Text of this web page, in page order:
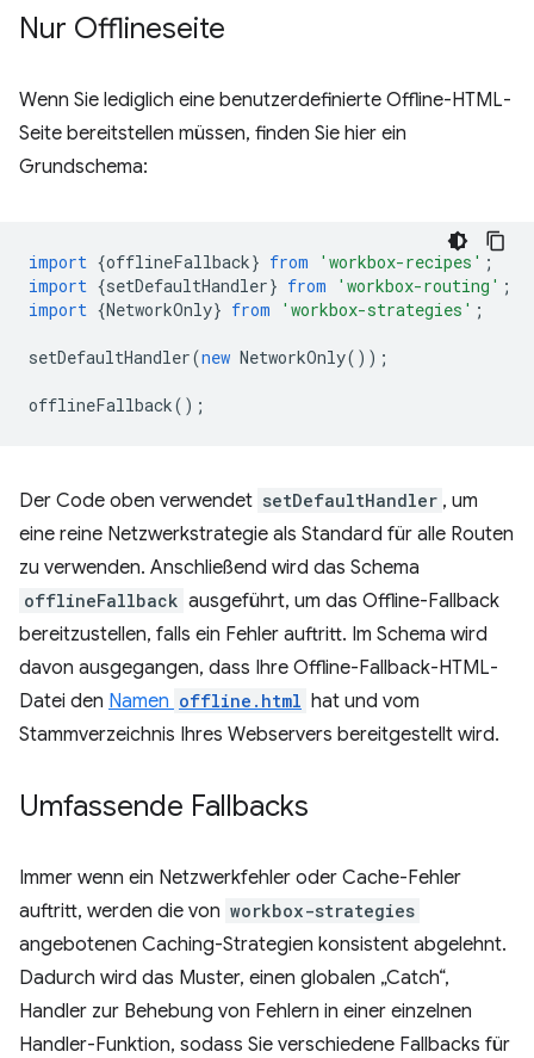
Nur Offlineseite
Wenn Sie lediglich eine benutzerdefinierte Offline-HTML-
Seite bereitstellen müssen, finden Sie hier ein
Grundschema:
import {offlineFallback} from 'workbox-recipes' ;
import {setDefaultHandler} from 'workbox-routing' ;
import {NetworkOnly} from 'workbox-strategies' ;
setDefaultHandler(new NetworkOnly());
offlineFallback();
Der Code oben verwendet setDefaultHandler , um
eine reine Netzwerkstrategie als Standard für alle Routen
zu verwenden. Anschließend wird das Schema
offlineFallback ausgeführt, um das Offline-Fallback
bereitzustellen, falls ein Fehler auftritt. Im Schema wird
davon ausgegangen, dass Ihre Offline-Fallback-HTML-
Datei den Namen offline.html hat und vom
Stammverzeichnis Ihres Webservers bereitgestellt wird.
Umfassende Fallbacks
Immer wenn ein Netzwerkfehler oder Cache-Fehler
auftritt, werden die von workbox-strategies
angebotenen Caching-Strategien konsistent abgelehnt.
Dadurch wird das Muster, einen globalen „Catch“,
Handler zur Behebung von Fehlern in einer einzelnen
Handler-Funktion, sodass Sie verschiedene Fallbacks für